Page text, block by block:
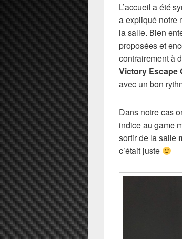
L’accueil a été
a expliqué notre
la salle. Bien
proposées et
contrairement à
Victory Escape
avec un bon
Dans notre cas
indice au game
sortir de la salle
c’était juste